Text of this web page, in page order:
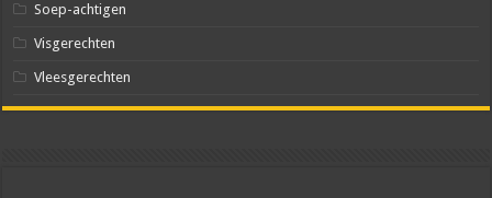
Soep-achtigen
Visgerechten
Vleesgerechten